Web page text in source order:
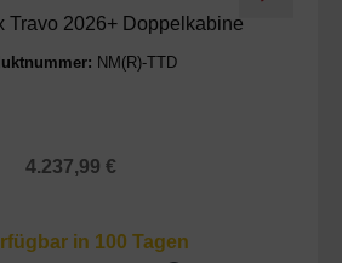
Travo 2026+ Doppelkabine
NM(R)-TTD
Regulärer Preis:
4.237,99 €
in 100 Tagen